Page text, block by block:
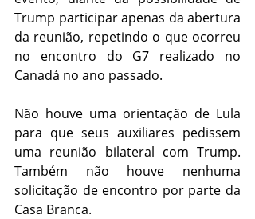
Trump participar apenas da abertura
da reunião, repetindo o que ocorreu
no encontro do G7 realizado no
Canadá no ano passado.
Não houve uma orientação de Lula
para que seus auxiliares pedissem
uma reunião bilateral com Trump.
Também não houve nenhuma
solicitação de encontro por parte da
Casa Branca.